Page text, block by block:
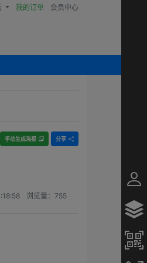
我的订单 会员中心
手动生成海报 分享
浏览量： 755